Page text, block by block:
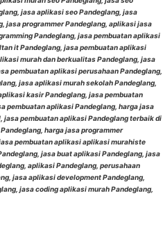
jasa aplikasi seo Pandeglang, jasa
jasa programmer Pandeglang, aplikasi jasa
Pandeglang, jasa pembuatan aplikasi
it Pandeglang, jasa pembuatan aplikasi
murah dan berkualitas Pandeglang, jasa
pembuatan aplikasi perusahaan Pandeglang,
jasa aplikasi murah sekolah Pandeglang,
kasir Pandeglang, jasa pembuatan
pembuatan aplikasi Pandeglang, harga jasa
pembuatan aplikasi Pandeglang terbaik di
harga jasa programmer
pembuatan aplikasi aplikasi murahiste
jasa buat aplikasi Pandeglang, jasa
aplikasi Pandeglang, perusahaan
jasa aplikasi development Pandeglang,
jasa coding aplikasi murah Pandeglang,